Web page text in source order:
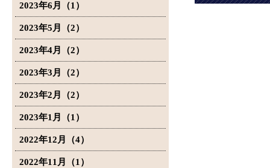
2023年6月（1）
2023年5月（2）
2023年4月（2）
2023年3月（2）
2023年2月（2）
2023年1月（1）
2022年12月（4）
2022年11月（1）